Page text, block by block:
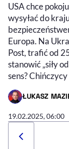
USA chce
wysyłać do
Europa. Na
Post, trafić od
stanowić „siły
sens?
ŁUKASZ
- AUTOR
19.02.2025, 06:00